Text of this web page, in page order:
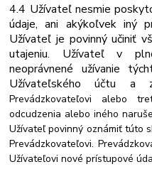
4.4 Užívateľ nesmie
údaje, ani akýkoľvek iný
Užívateľ je povinný učiniť
utajeniu. Užívateľ v
neoprávnené užívanie
Užívateľskéhoúčtu a
Prevádzkovateľovi alebo
odcudzenia alebo iného
Užívateľ povinný oznámiť túto
Prevádzkovateľovi.
Užívateľovi nové prístupové